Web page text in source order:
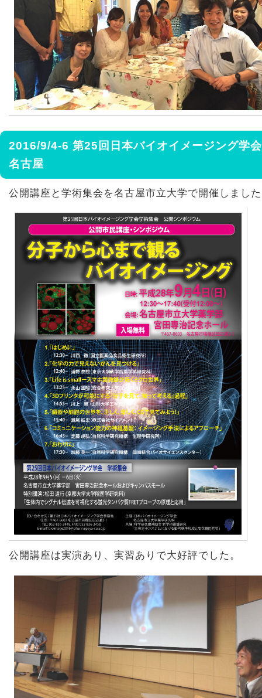
2016/9/4-6 第25回日本バイオイメージング学
名古屋
公開講座と学術集会を名古屋市立大学で開催しまし
公開講座は実演あり、実習ありで大好評でした。